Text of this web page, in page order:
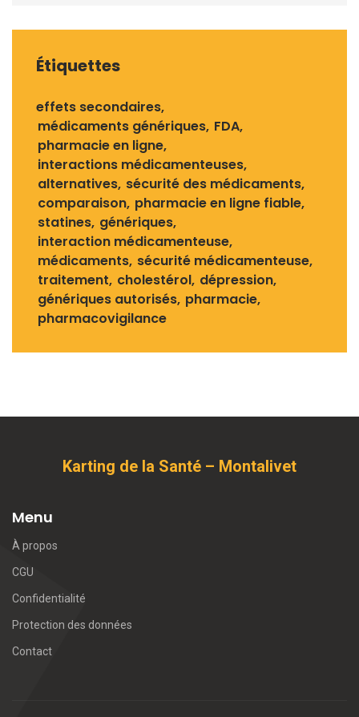
Étiquettes
effets secondaires
médicaments génériques FDA
pharmacie en ligne
interactions médicamenteuses
alternatives sécurité des médicaments
comparaison pharmacie en ligne fiable
statines génériques
interaction médicamenteuse
médicaments sécurité médicamenteuse
traitement cholestérol dépression
génériques autorisés pharmacie
pharmacovigilance
Karting de la Santé – Montalivet
Menu
À propos
CGU
Confidentialité
Protection des données
Contact